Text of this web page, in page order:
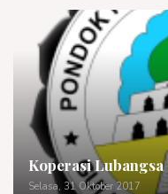
Koperasi
Selasa, 31 Oktober 2017